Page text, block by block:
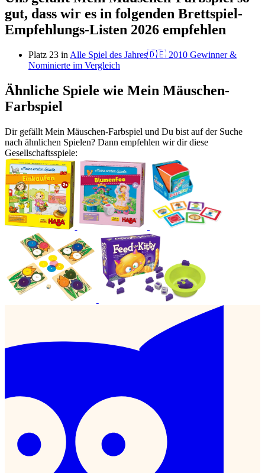
gut, dass wir es in folgenden Brettspiel-
Empfehlungs-Listen 2026 empfehlen
Platz 23 in Alle Spiel des Jahres🇩🇪 2010 Gewinner &
Nominierte im Vergleich
Ähnliche Spiele wie Mein Mäuschen-
Farbspiel
Dir gefällt Mein Mäuschen-Farbspiel und Du bist auf der Suche
nach ähnlichen Spielen? Dann empfehlen wir dir diese
Gesellschaftsspiele: